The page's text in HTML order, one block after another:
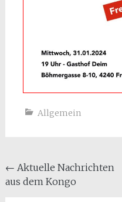
Allgemein
Beitragsnavigation
← Aktuelle Nachrichten
aus dem Kongo